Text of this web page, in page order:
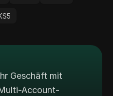
Geschäft mit
Account-